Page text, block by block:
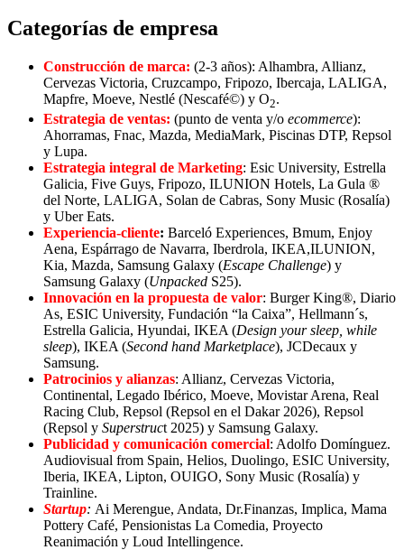
Categorías de empresa
Construcción de marca: (2-3 años): Alhambra, Allianz,
Cervezas Victoria, Cruzcampo, Fripozo, Ibercaja, LALIGA,
Mapfre, Moeve, Nestlé (Nescafé©) y O2.
Estrategia de ventas: (punto de venta y/o ecommerce):
Ahorramas, Fnac, Mazda, MediaMark, Piscinas DTP, Repsol
y Lupa.
Estrategia integral de Marketing: Esic University, Estrella
Galicia, Five Guys, Fripozo, ILUNION Hotels, La Gula ®
del Norte, LALIGA, Solan de Cabras, Sony Music (Rosalía)
y Uber Eats.
Experiencia-cliente: Barceló Experiences, Bmum, Enjoy
Aena, Espárrago de Navarra, Iberdrola, IKEA,ILUNION,
Kia, Mazda, Samsung Galaxy (Escape Challenge) y
Samsung Galaxy (Unpacked S25).
Innovación en la propuesta de valor: Burger King®, Diario
As, ESIC University, Fundación “la Caixa”, Hellmann´s,
Estrella Galicia, Hyundai, IKEA (Design your sleep, while
sleep), IKEA (Second hand Marketplace), JCDecaux y
Samsung.
Patrocinios y alianzas: Allianz, Cervezas Victoria,
Continental, Legado Ibérico, Moeve, Movistar Arena, Real
Racing Club, Repsol (Repsol en el Dakar 2026), Repsol
(Repsol y Superstruct 2025) y Samsung Galaxy.
Publicidad y comunicación comercial: Adolfo Domínguez.
Audiovisual from Spain, Helios, Duolingo, ESIC University,
Iberia, IKEA, Lipton, OUIGO, Sony Music (Rosalía) y
Trainline.
Startup: Ai Merengue, Andata, Dr.Finanzas, Implica, Mama
Pottery Café, Pensionistas La Comedia, Proyecto
Reanimación y Loud Intellingence.